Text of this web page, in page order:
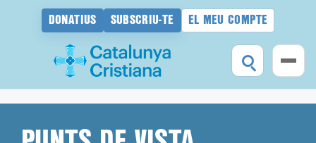
DONATIUS SUBSCRIU-TE EL MEU COMPTE
contingut